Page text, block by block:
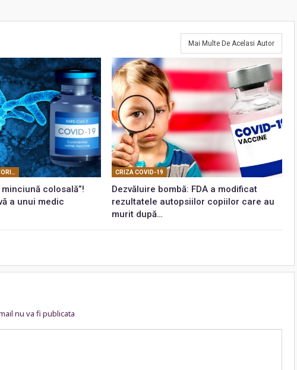
Mai Multe De Acelasi Autor
DEMASCAREA ÎNŞELĂTORIEI COVID
colosală”!
a unui medic
CRIZA COVID-19
Dezvăluire bombă: FDA a modificat
rezultatele autopsiilor copiilor care au
murit după…
nu va fi publicata